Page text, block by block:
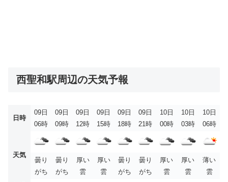
西聖和駅周辺の天気予報
日時
09日
06時
09日
09時
09日
12時
09日
15時
09日
18時
09日
21時
10日
00時
10日
03時
10日
06時
天気
曇り
がち
曇り
がち
厚い
雲
厚い
雲
曇り
がち
曇り
がち
厚い
雲
厚い
雲
薄い
雲